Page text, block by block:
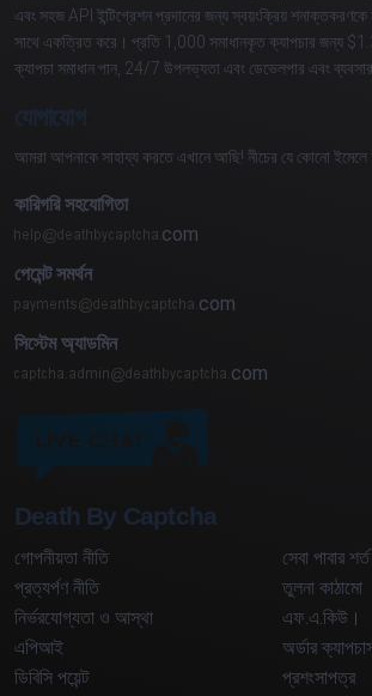
এবং সহজ API ইন্টিগ্রেশন প্রদানের জন্য স্বয়ংক্রিয় শনাক্তকরণকে
সাথে একত্রিত করে। প্রতি 1,000 সমাধানকৃত ক্যাপচার জন্য
ক্যাপচা সমাধান পান, 24/7 উপলভ্যতা এবং ডেভেলপার এবং
যোগাযোগ
আমরা আপনাকে সাহায্য করতে এখানে আছি! নীচের যে কোনো ইমেলে
কারিগরি সহযোগিতা
com
পেমেন্ট সমর্থন
com
সিস্টেম অ্যাডমিন
com
Death By Captcha
গোপনীয়তা নীতি
সেবা পাবার শর্ত
প্রত্যর্পণ নীতি
তুলনা কাঠামো
নির্ভরযোগ্যতা ও আস্থা
এফ.এ.কিউ।
এপিআই
অর্ডার
ডিবিসি পয়েন্ট
প্রশংসাপত্র